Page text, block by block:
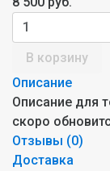
В корзину
Описание
Описание для
скоро
Отзывы (0)
Доставка